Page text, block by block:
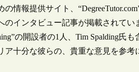
情報提供サイト、
のインタビュー記事が掲載されて
の開設者の1人、Tim Spalding氏
ア十分な彼らの、貴重な意見を参考